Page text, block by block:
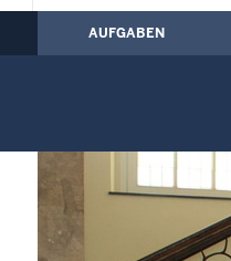
AUFGABEN